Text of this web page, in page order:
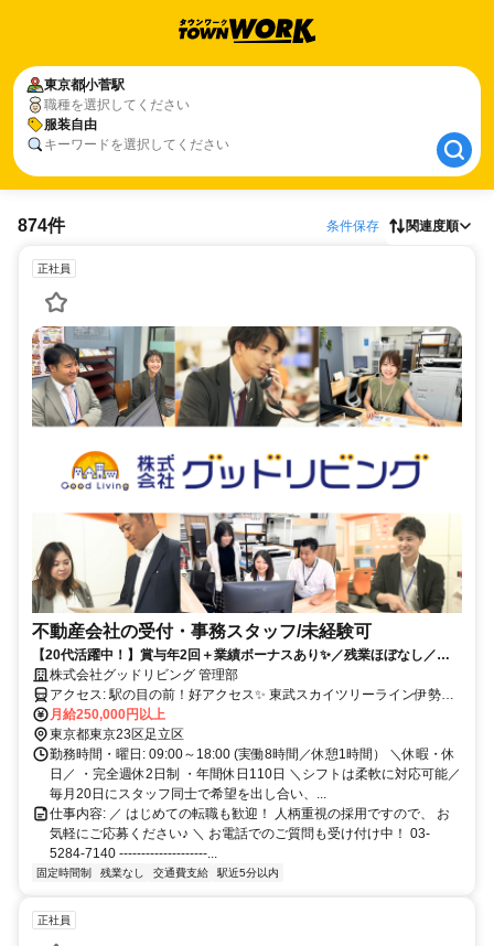
東京都小菅駅
職種を選択してください
服装自由
キーワードを選択してください
東京都小菅駅
服装自由
874件 条件保存 関連度順
正社員
不動産会社の受付・事務スタッフ/未経験可
【20代活躍中！】賞与年2回＋業績ボーナスあり✨／残業ほぼなし／五
反野駅から徒歩1分♪
株式会社グッドリビング 管理部
アクセス: 駅の目の前！好アクセス✨ 東武スカイツリーライン伊勢崎
線 「五反野駅」から徒歩1分 埼玉県草加市や、 千葉県松戸市などか
らの勤務も歓迎！
月給250,000円以上
東京都東京23区足立区
勤務時間・曜日: 09:00～18:00 (実働8時間／休憩1時間） ＼休暇・休
日／ ・完全週休2日制 ・年間休日110日 ＼シフトは柔軟に対応可能／
毎月20日にスタッフ同士で希望を出し合い、...
仕事内容: ／ はじめての転職も歓迎！ 人柄重視の採用ですので、 お
気軽にご応募ください♪ ＼ お電話でのご質問も受け付け中！ 03-
5284-7140 --------------------...
固定時間制 残業なし 交通費支給 駅近5分以内
正社員